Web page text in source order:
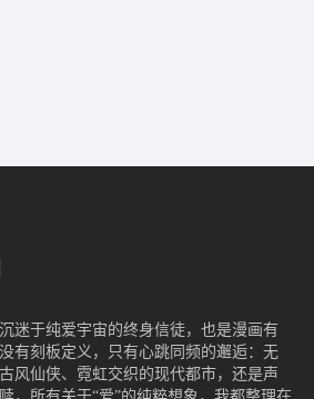
迷于纯爱宇宙的终身信徒，也是漫画有
有刻板定义，只有心跳同频的邂逅：无
风仙侠、霓虹交织的现代都市，还是声